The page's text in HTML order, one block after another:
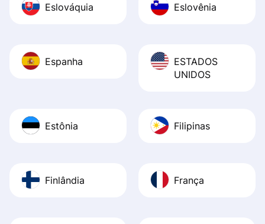
Eslováquia Eslovênia
Espanha
ESTADOS
UNIDOS
Estônia Filipinas
Finlândia França